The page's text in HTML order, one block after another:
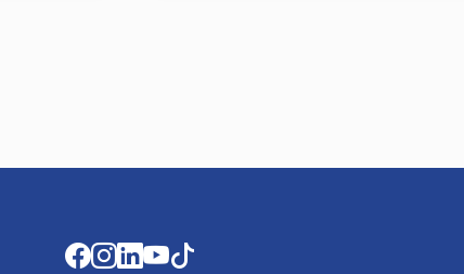
Facebook
Instagram
LinkedIn
Youtube